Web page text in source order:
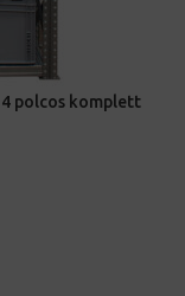
4 polcos komplett